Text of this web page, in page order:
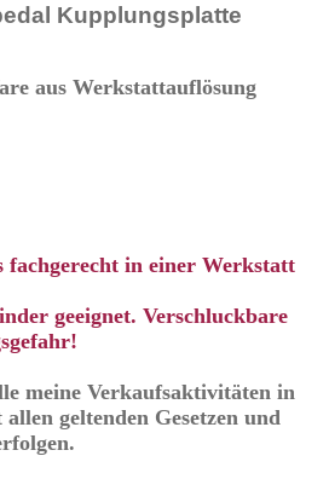
Kupplungsplatte
aus Werkstattauflösung
fachgerecht in einer Werkstatt
geeignet. Verschluckbare
meine Verkaufsaktivitäten in
geltenden Gesetzen und